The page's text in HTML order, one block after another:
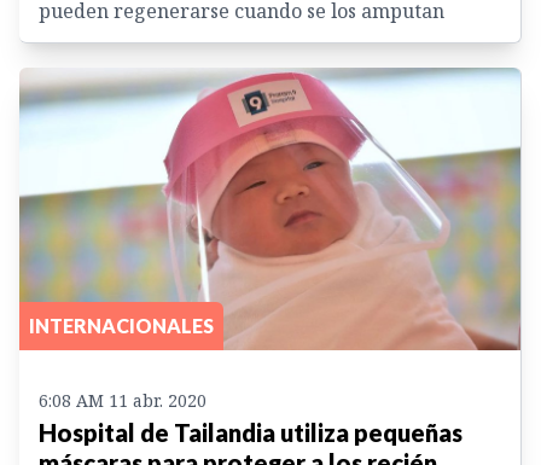
pueden regenerarse cuando se los amputan
INTERNACIONALES
6:08 AM 11 abr. 2020
Hospital de Tailandia utiliza pequeñas